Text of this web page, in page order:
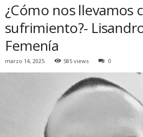
¿Cómo nos llevamos
sufrimiento?-
Femenía
marzo 14, 2025 585 views 0